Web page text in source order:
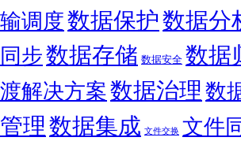
输调度数据保护数据分
同步数据存储 数据安全 数据
渡解决方案数据治理数
管理数据集成 文件交换 文件